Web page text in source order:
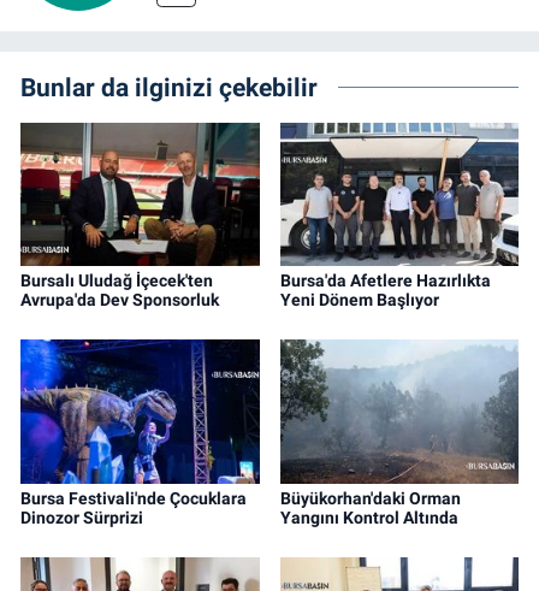
Bunlar da ilginizi çekebilir
Bursalı Uludağ İçecek'ten
Avrupa'da Dev Sponsorluk
Bursa'da Afetlere Hazırlıkta
Yeni Dönem Başlıyor
Bursa Festivali'nde Çocuklara
Dinozor Sürprizi
Büyükorhan'daki Orman
Yangını Kontrol Altında